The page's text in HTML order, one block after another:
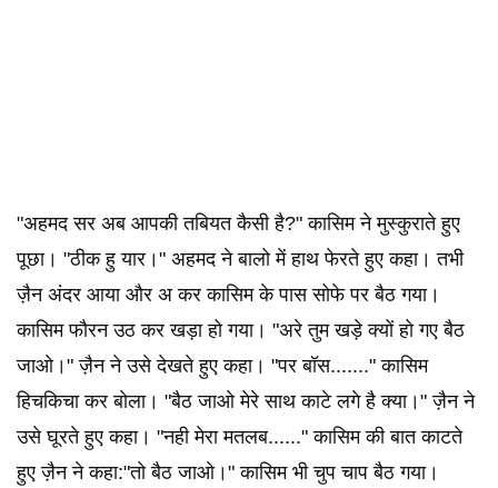
"अहमद सर अब आपकी तबियत कैसी है?" कासिम ने मुस्कुराते हुए
पूछा। "ठीक हु यार।" अहमद ने बालो में हाथ फेरते हुए कहा। तभी
ज़ैन अंदर आया और अ कर कासिम के पास सोफे पर बैठ गया।
कासिम फौरन उठ कर खड़ा हो गया। "अरे तुम खड़े क्यों हो गए बैठ
जाओ।" ज़ैन ने उसे देखते हुए कहा। "पर बॉस......." कासिम
हिचकिचा कर बोला। "बैठ जाओ मेरे साथ काटे लगे है क्या।" ज़ैन ने
उसे घूरते हुए कहा। "नही मेरा मतलब......" कासिम की बात काटते
हुए ज़ैन ने कहा:"तो बैठ जाओ।" कासिम भी चुप चाप बैठ गया।